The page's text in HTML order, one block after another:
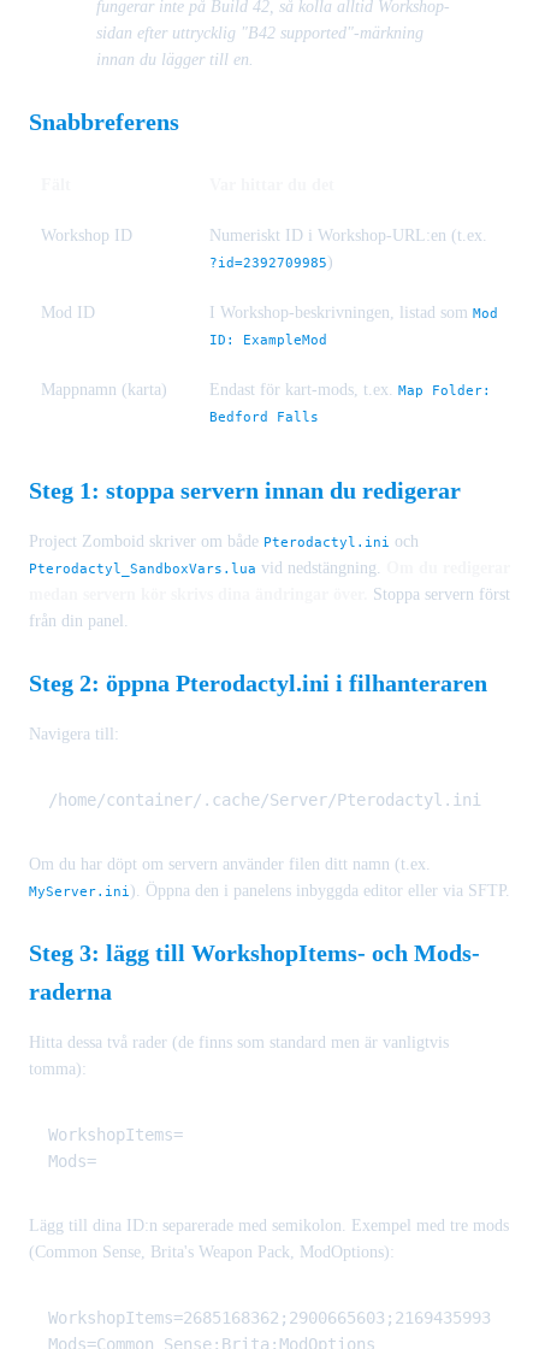
fungerar inte på Build 42, så kolla alltid Workshop-
sidan efter uttrycklig "B42 supported"-märkning
innan du lägger till en.
Snabbreferens
Workshop ID Numeriskt ID i Workshop-URL:en (t.ex.
?id=2392709985)
Mod ID I Workshop-beskrivningen, listad som Mod
ID: ExampleMod
Mappnamn (karta) Endast för kart-mods, t.ex. Map Folder:
Bedford Falls
Steg 1: stoppa servern innan du redigerar
Project Zomboid skriver om både Pterodactyl.ini och
Pterodactyl_SandboxVars.lua vid nedstängning.
Stoppa servern först
från din panel.
Steg 2: öppna Pterodactyl.ini i filhanteraren
Navigera till:
Om du har döpt om servern använder filen ditt namn (t.ex.
MyServer.ini). Öppna den i panelens inbyggda editor eller via SFTP.
Steg 3: lägg till WorkshopItems- och Mods-
raderna
Hitta dessa två rader (de finns som standard men är vanligtvis
tomma):
WorkshopItems=
Lägg till dina ID:n separerade med semikolon. Exempel med tre mods
(Common Sense, Brita's Weapon Pack, ModOptions):
WorkshopItems=2685168362;2900665603;2169435993